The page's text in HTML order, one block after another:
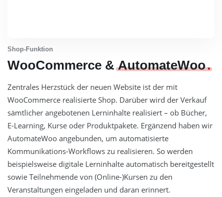
Shop-Funktion
WooCommerce &AutomateWoo
Zentrales Herzstück der neuen Website ist der mit
WooCommerce realisierte Shop. Darüber wird der Verkauf
sämtlicher angebotenen Lerninhalte realisiert – ob Bücher,
E-Learning, Kurse oder Produktpakete. Ergänzend haben wir
AutomateWoo angebunden, um automatisierte
Kommunikations-Workflows zu realisieren. So werden
beispielsweise digitale Lerninhalte automatisch bereitgestellt
sowie Teilnehmende von (Online-)Kursen zu den
Veranstaltungen eingeladen und daran erinnert.